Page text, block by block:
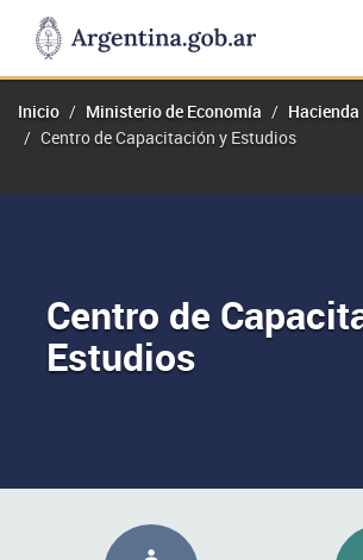
Inicio Ministerio de Economía
Hacienda
Centro de Capacitación y Estudios
Centro de
Estudios